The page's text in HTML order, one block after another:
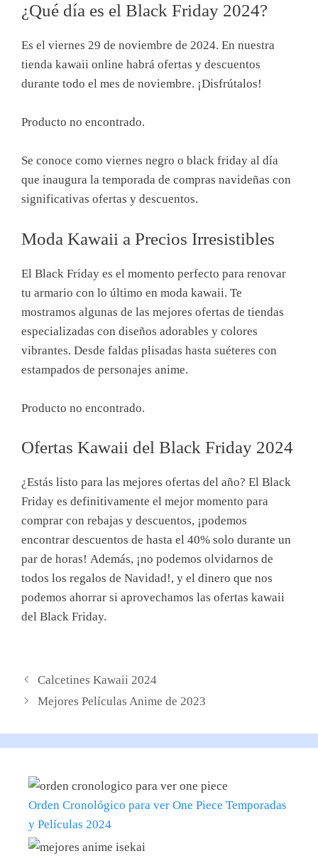
¿Qué día es el Black Friday 2024?
Es el viernes 29 de noviembre de 2024. En nuestra
tienda kawaii online habrá ofertas y descuentos
durante todo el mes de noviembre. ¡Disfrútalos!
Producto no encontrado.
Se conoce como viernes negro​ o black friday al día
que inaugura la temporada de compras navideñas con
significativas ofertas y descuentos.
Moda Kawaii a Precios Irresistibles
El Black Friday es el momento perfecto para renovar
tu armario con lo último en moda kawaii. Te
mostramos algunas de las mejores ofertas de tiendas
especializadas con diseños adorables y colores
vibrantes. Desde faldas plisadas hasta suéteres con
estampados de personajes anime.
Producto no encontrado.
Ofertas Kawaii del Black Friday 2024
¿Estás listo para las mejores ofertas del año? El Black
Friday es definitivamente el mejor momento para
comprar con rebajas y descuentos, ¡podemos
encontrar descuentos de hasta el 40% solo durante un
par de horas! Además, ¡no podemos olvidarnos de
todos los regalos de Navidad!, y el dinero que nos
podemos ahorrar si aprovechamos las ofertas kawaii
del Black Friday.
Calcetines Kawaii 2024
Mejores Películas Anime de 2023
Orden Cronológico para ver One Piece Temporadas
y Películas 2024